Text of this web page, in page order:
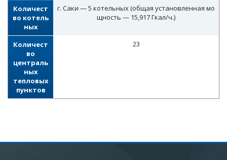
Количест
во котель
ных
г. Саки — 5 котельных (общая установленная мо
щность — 15,917 Гкал/ч.)
Количест
во
централь
ных
тепловых
пунктов
23